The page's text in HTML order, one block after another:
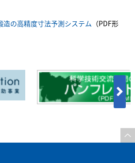
造の高精度寸法予測システム （PDF形